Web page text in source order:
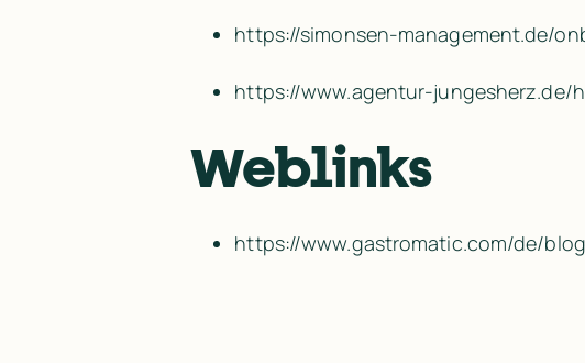
https:/​/​simonsen-management.de/​
https:/​/​www.agentur-jungesherz.de/​
Weblinks
https:/​/​www.gastromatic.com/​de/​